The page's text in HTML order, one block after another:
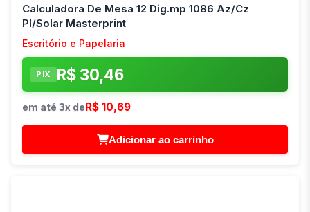
Calculadora De Mesa 12 Dig.mp 1086 Az/Cz
Pl/Solar Masterprint
Escritório e Papelaria
PIX R$ 30,46
em até 3x deR$ 10,69
Adicionar ao carrinho